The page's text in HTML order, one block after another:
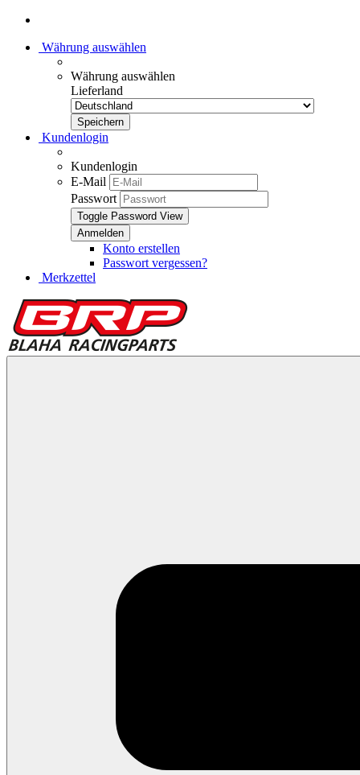
Währung auswählen
Währung auswählen
Lieferland
Kundenlogin
Kundenlogin
E-Mail
Passwort
Toggle Password View
Konto erstellen
Passwort vergessen?
Merkzettel